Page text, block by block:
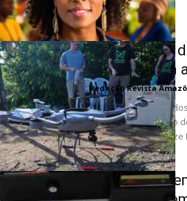
Tecnologias
Impulsionam
Redação Revista
Cientistas
biodiversidade estão
concurso global XPrize
Cidades